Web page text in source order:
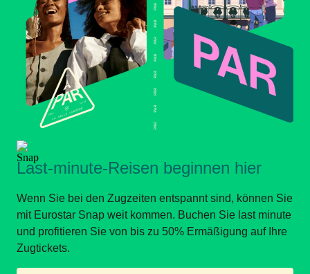
Last-minute-Reisen beginnen hier
Wenn Sie bei den Zugzeiten entspannt sind, können Sie
mit Eurostar Snap weit kommen. Buchen Sie last minute
und profitieren Sie von bis zu 50% Ermäßigung auf Ihre
Zugtickets.